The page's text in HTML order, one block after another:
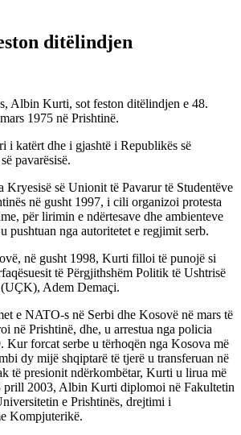
ditëlindjen
Albin Kurti, sot feston ditëlindjen e 48.
1975 në Prishtinë.
i katërt dhe i gjashtë i Republikës së
pavarësisë.
së Unionit të Pavarur të Studentëve
në gusht 1997, i cili organizoi protesta
për lirimin e ndërtesave dhe ambienteve
pushtuan nga autoritetet e regjimit serb.
në gusht 1998, Kurti filloi të punojë si
të Përgjithshëm Politik të Ushtrisë
Adem Demaçi.
e NATO-s në Serbi dhe Kosovë në mars të
në Prishtinë, dhe, u arrestua nga policia
Kur forcat serbe u tërhoqën nga Kosova më
dy mijë shqiptarë të tjerë u transferuan në
të presionit ndërkombëtar, Kurti u lirua më
prill 2003, Albin Kurti diplomoi në Fakultetin
e Prishtinës, drejtimi i
Kompjuterikë.